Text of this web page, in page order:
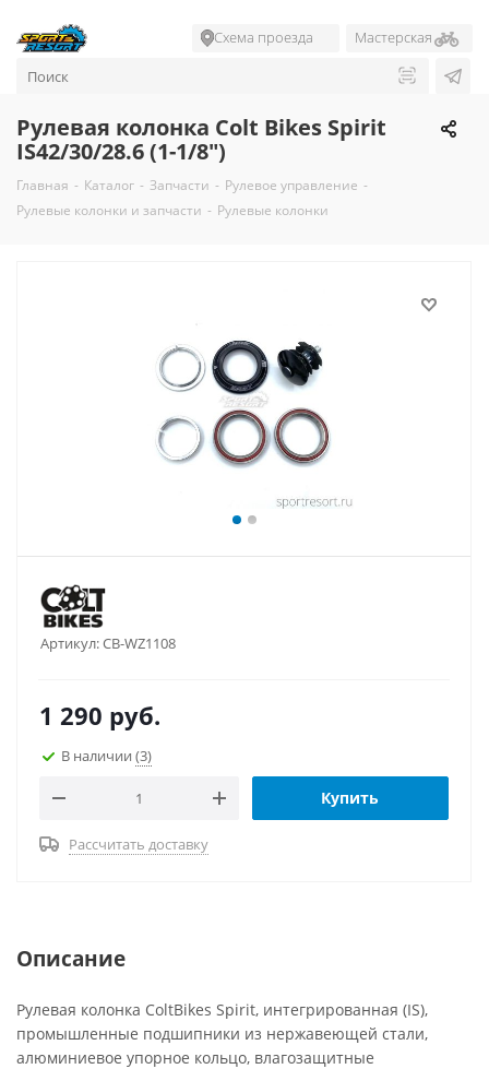
Схема проезда Мастерская
Рулевая колонка Colt Bikes Spirit
IS42/30/28.6 (1-1/8")
Главная - Каталог - Запчасти - Рулевое управление -
Рулевые колонки и запчасти - Рулевые колонки
Артикул:CB-WZ1108
1 290 руб.
В наличии (3)
Купить
Рассчитать доставку
Описание
Рулевая колонка ColtBikes Spirit, интегрированная (IS),
промышленные подшипники из нержавеющей стали,
алюминиевое упорное кольцо, влагозащитные